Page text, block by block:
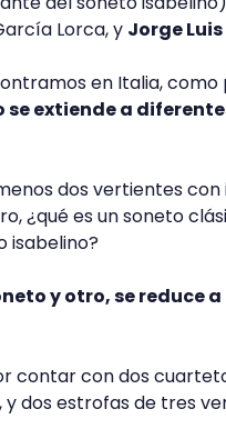
Lorca, y Jorge
en Italia,
se extiende a
dos vertientes
¿qué es un soneto
isabelino?
y otro, se reduce
contar con dos
dos estrofas de tres